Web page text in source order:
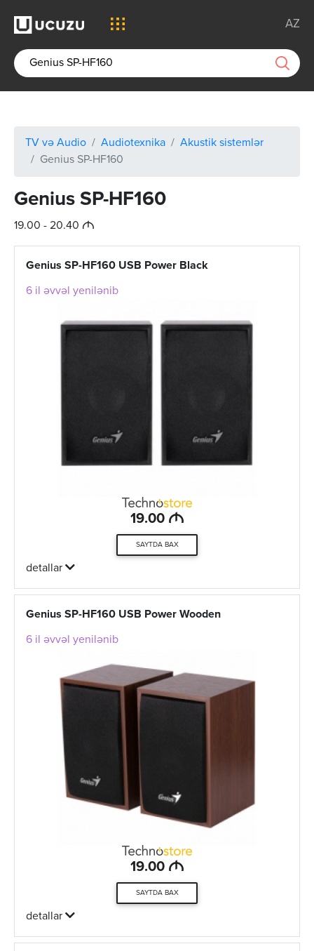
AZ
TV və Audio Audiotexnika
Akustik sistemlər
Genius SP-HF160
Genius SP-HF160
19.00 - 20.40 M
Genius SP-HF160 USB Power Black
6 il əvvəl yenilənib
19.00 M
SAYTDA BAX
detallar
Genius SP-HF160 USB Power Wooden
6 il əvvəl yenilənib
19.00 M
SAYTDA BAX
detallar